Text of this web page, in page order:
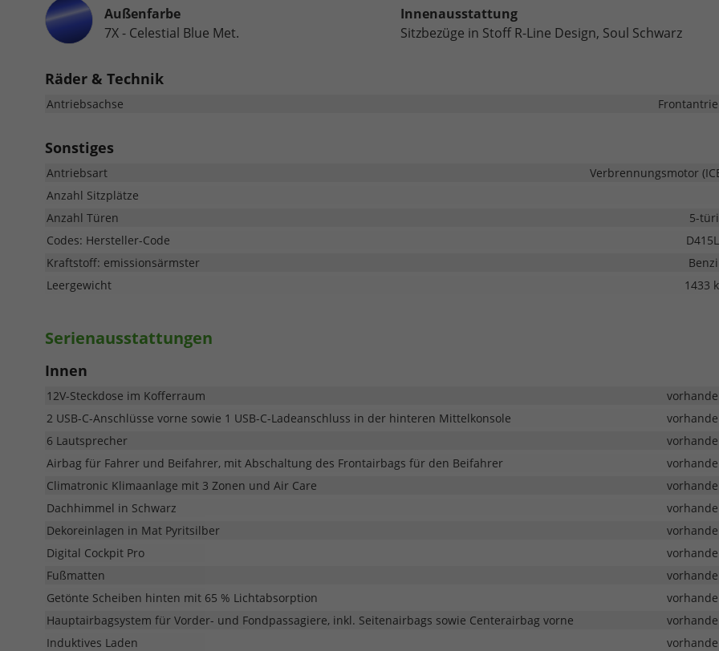
Außenfarbe
7X - Celestial Blue Met.
Innenausstattung
Sitzbezüge in Stoff R-Line Design, Soul Schwarz
Räder & Technik
Antriebsachse
Sonstiges
Antriebsart
Verbrennungsmotor
Anzahl Sitzplätze
Anzahl Türen
5-
Codes: Hersteller-Code
Kraftstoff: emissionsärmster
Leergewicht
1433
Serienausstattungen
Innen
12V-Steckdose im Kofferraum
2 USB-C-Anschlüsse vorne sowie 1 USB-C-Ladeanschluss in der hinteren Mittelkonsole
6 Lautsprecher
Airbag für Fahrer und Beifahrer, mit Abschaltung des Frontairbags für den Beifahrer
Climatronic Klimaanlage mit 3 Zonen und Air Care
Dachhimmel in Schwarz
Dekoreinlagen in Mat Pyritsilber
Digital Cockpit Pro
Fußmatten
Getönte Scheiben hinten mit 65 % Lichtabsorption
Hauptairbagsystem für Vorder- und Fondpassagiere, inkl. Seitenairbags sowie Centerairbag vorne
Induktives Laden